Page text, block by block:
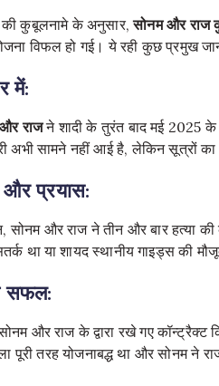
की कुबूलनामे के अनुसार,सोनम और राज
विफल हो गई। ये रही कुछ प्रमुख
में:
राजने शादी के तुरंत बाद मई 2025 के
अभी सामने नहीं आई है, लेकिन सूत्रों
और प्रयास:
सोनम और राज ने तीन और बार हत्या
था या शायद स्थानीय गाइड्स की
सफल:
और राज के द्वारा रखे गए कॉन्ट्रैक्ट
तरह योजनाबद्ध था और सोनम ने